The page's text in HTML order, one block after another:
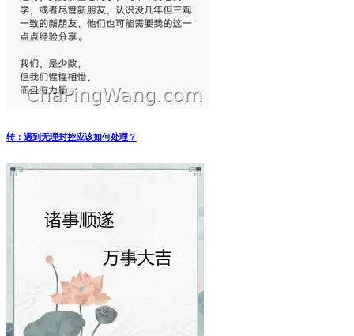
转：遇到无理封控应该如何处理？